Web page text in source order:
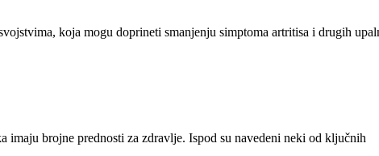
koja mogu doprineti smanjenju simptoma artritisa i drugih
imaju brojne prednosti za zdravlje. Ispod su navedeni neki od ključnih